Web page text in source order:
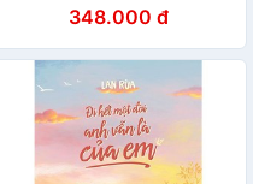
348.000 đ